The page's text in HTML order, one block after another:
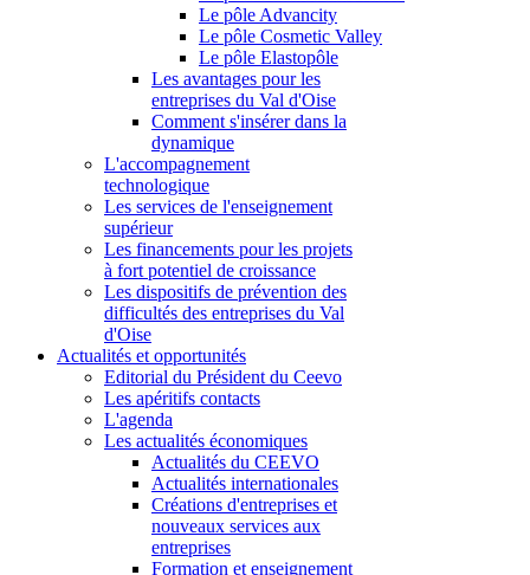
Le pôle Advancity
Le pôle Cosmetic Valley
Le pôle Elastopôle
Les avantages pour les
entreprises du Val d'Oise
Comment s'insérer dans la
dynamique
L'accompagnement
technologique
Les services de l'enseignement
supérieur
Les financements pour les projets
à fort potentiel de croissance
Les dispositifs de prévention des
difficultés des entreprises du Val
d'Oise
Actualités et opportunités
Editorial du Président du Ceevo
Les apéritifs contacts
L'agenda
Les actualités économiques
Actualités du CEEVO
Actualités internationales
Créations d'entreprises et
nouveaux services aux
entreprises
Formation et enseignement